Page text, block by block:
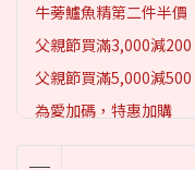
牛蒡鱸魚精第二件半價
父親節買滿3,000減200
父親節買滿5,000減500
為愛加碼，特惠加購